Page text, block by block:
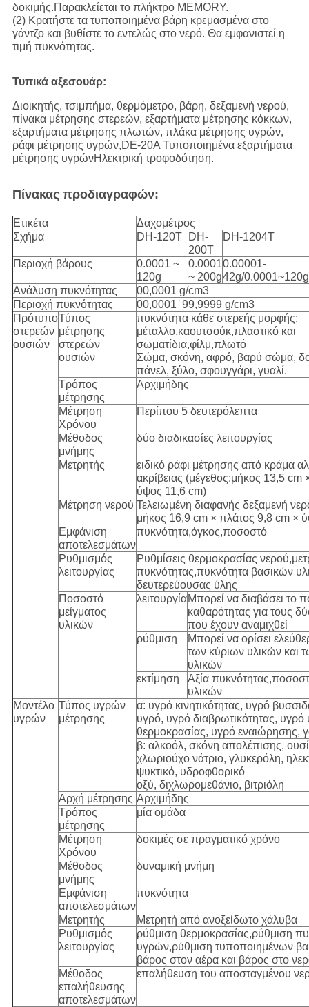
δοκιμής.Παρακλείεται το πλήκτρο MEMORY.
(2) Κρατήστε τα τυποποιημένα βάρη κρεμασμένα στο
γάντζο και βυθίστε το εντελώς στο νερό. Θα εμφανιστεί η
τιμή πυκνότητας.
Τυπικά αξεσουάρ:
Διοικητής, τσιμπήμα, θερμόμετρο, βάρη, δεξαμενή νερού,
πίνακα μέτρησης στερεών, εξαρτήματα μέτρησης κόκκων,
εξαρτήματα μέτρησης πλωτών, πλάκα μέτρησης υγρών,
ράφι μέτρησης υγρών,DE-20A Τυποποιημένα εξαρτήματα
μέτρησης υγρώνΗλεκτρική τροφοδότηση.
Πίνακας προδιαγραφών:
Ετικέτα
Δαχομέτρος
Σχήμα
DH-120T
DH-
200T
DH-1204T
Περιοχή βάρους
0.0001 ~
120g
0.0001
~ 200g
0.00001-
42g/0.0001~120g
Ανάλυση πυκνότητας
00,0001 g/cm3
Περιοχή πυκνότητας
00,0001 ̇ 99,9999 g/cm3
Πρότυπο
στερεών
ουσιών
Τύπος
μέτρησης
στερεών
ουσιών
πυκνότητα κάθε στερεής μορφής:
μέταλλο,καουτσούκ,πλαστικό και
σωματίδια,φίλμ,πλωτό
Σώμα, σκόνη, αφρό, βαρύ σώμα,
πάνελ, ξύλο, σφουγγάρι, γυαλί.
Τρόπος
μέτρησης
Αρχιμήδης
Μέτρηση
Χρόνου
Περίπου 5 δευτερόλεπτα
Μέθοδος
μνήμης
δύο διαδικασίες λειτουργίας
Μετρητής
ειδικό ράφι μέτρησης από κράμα
ακρίβειας (μέγεθος:μήκος 13,5 cm
ύψος 11,6 cm)
Μέτρηση νερού Τελειωμένη διαφανής δεξαμενή
μήκος 16,9 cm × πλάτος 9,8 cm ×
Εμφάνιση
αποτελεσμάτων
πυκνότητα,όγκος,ποσοστό
Ρυθμισμός
λειτουργίας
Ρυθμίσεις θερμοκρασίας
πυκνότητας,πυκνότητα βασικών
δευτερεύουσας ύλης
Ποσοστό
μείγματος
υλικών
λειτουργίαΜπορεί να διαβάσει το
καθαρότητας για τους
που έχουν αναμιχθεί
ρύθμιση
Μπορεί να ορίσει
των κύριων υλικών και
υλικών
εκτίμηση
Αξία
υλικών
Μοντέλο
υγρών
Τύπος υγρών
μέτρησης
α: υγρό κινητικότητας, υγρό
υγρό, υγρό διαβρωτικότητας,
θερμοκρασίας, υγρό εναιώρησης,
β: αλκοόλ, σκόνη απολέπισης,
χλωριούχο νάτριο, γλυκερόλη,
ψυκτικό, υδροφθορικό
οξύ, διχλωρομεθάνιο, βιτριόλη
Αρχή μέτρησης Αρχιμήδης
Τρόπος
μέτρησης
μία ομάδα
Μέτρηση
Χρόνου
δοκιμές σε πραγματικό χρόνο
Μέθοδος
μνήμης
δυναμική μνήμη
Εμφάνιση
αποτελεσμάτων
πυκνότητα
Μετρητής
Μετρητή από ανοξείδωτο χάλυβα
Ρυθμισμός
λειτουργίας
ρύθμιση θερμοκρασίας,ρύθμιση
υγρών,ρύθμιση τυποποιημένων
βάρος στον αέρα και βάρος στο
Μέθοδος
επαλήθευσης
αποτελεσμάτων
επαλήθευση του αποσταγμένου